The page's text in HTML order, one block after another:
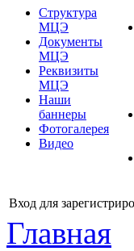
Структура
МЦЭ
Документы
МЦЭ
Реквизиты
МЦЭ
Наши
баннеры
Фотогалерея
Видео
Вход для
Главная